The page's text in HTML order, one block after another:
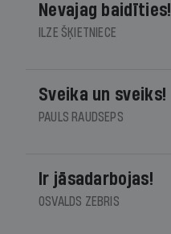
Nevajag baidīties!
ILZE ŠĶIETNIECE
Sveika un sveiks!
PAULS RAUDSEPS
Ir jāsadarbojas!
OSVALDS ZEBRIS